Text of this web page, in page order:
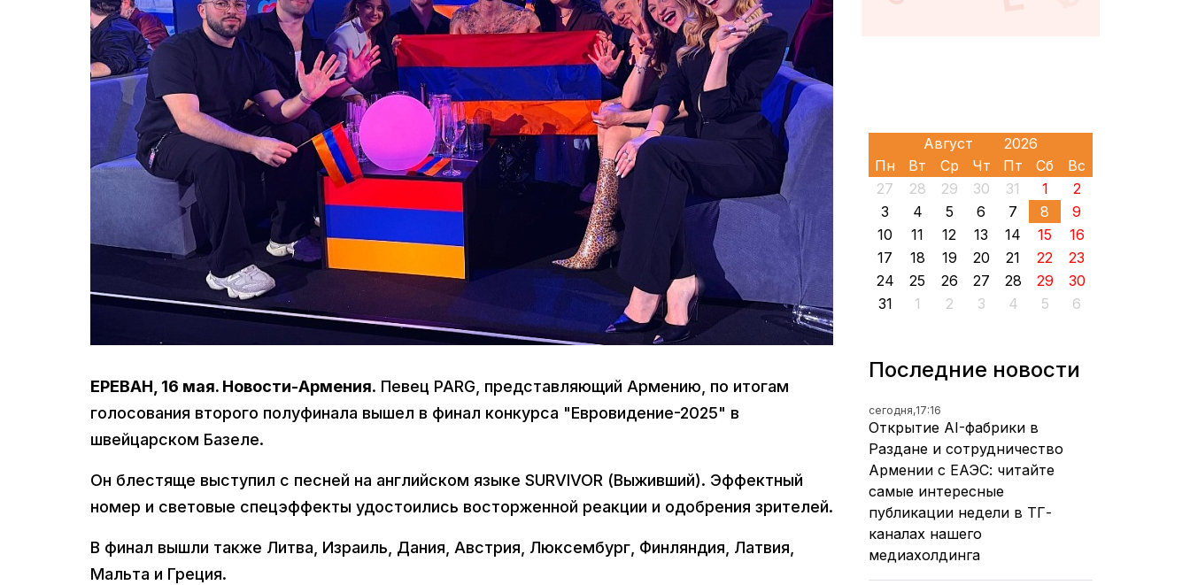
ЕРЕВАН, 16 мая. Новости-Армения. Певец PARG, представляющий Армению, по итогам
голосования второго полуфинала вышел в финал конкурса "Евровидение-2025" в
швейцарском Базеле.
Он блестяще выступил с песней на английском языке SURVIVOR (Выживший). Эффектный
номер и световые спецэффекты удостоились восторженной реакции и одобрения зрителей.
В финал вышли также Литва, Израиль, Дания, Австрия, Люксембург, Финляндия, Латвия,
Мальта и Греция.
Пн Вт Ср Чт Пт Сб
Вс
27
28 29 30 31 1
2
3
4 5 6 7 8
9
10
11 12 13 14 15
16
17
18 19 20 21 22
23
24
25 26 27 28 29
30
31
1 2 3 4 5 6
Последние новости
сегодня,17:16
Открытие AI-фабрики в
Раздане и сотрудничество
Армении с ЕАЭС: читайте
самые интересные
публикации недели в ТГ-
каналах нашего
медиахолдинга